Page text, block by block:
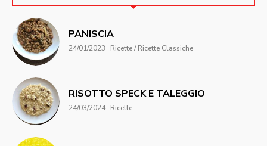
PANISCIA
24/01/2023 Ricette / Ricette Classiche
RISOTTO SPECK E TALEGGIO
24/03/2024 Ricette